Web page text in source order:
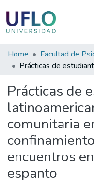
Communities
&
All of RIUFLO
Statistics
Home
Prácticas de
comunitaria
encuentros
espanto